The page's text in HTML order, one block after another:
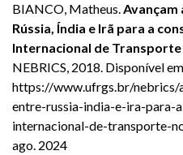
BIANCO, Matheus.Avançam
Rússia, Índia e Irã para a
Internacional de Transporte
NEBRICS, 2018. Disponível
https://www.ufrgs.br/nebrics/
entre-russia-india-e-ira-para-
internacional-de-transporte-
ago. 2024